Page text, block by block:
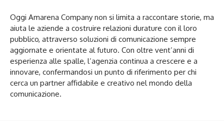
Oggi Amarena Company non si limita a raccontare storie, ma
aiuta le aziende a costruire relazioni durature con il loro
pubblico, attraverso soluzioni di comunicazione sempre
aggiornate e orientate al futuro. Con oltre vent’anni di
esperienza alle spalle, l’agenzia continua a crescere e a
innovare, confermandosi un punto di riferimento per chi
cerca un partner affidabile e creativo nel mondo della
comunicazione.